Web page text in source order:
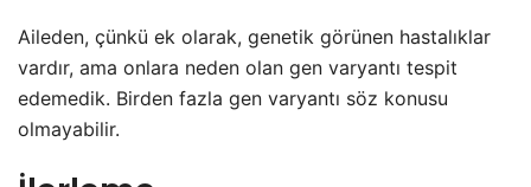
Aileden, çünkü ek olarak, genetik görünen hastalıklar
vardır, ama onlara neden olan gen varyantı tespit
edemedik. Birden fazla gen varyantı söz konusu
olmayabilir.